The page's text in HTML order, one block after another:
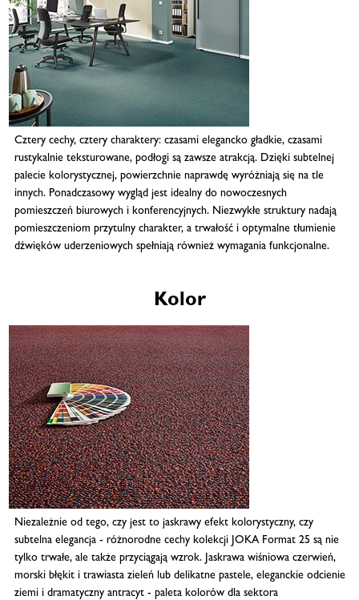
Cztery cechy, cztery charaktery: czasami elegancko gładkie, czasami
rustykalnie teksturowane, podłogi są zawsze atrakcją. Dzięki subtelnej
palecie kolorystycznej, powierzchnie naprawdę wyróżniają się na tle
innych. Ponadczasowy wygląd jest idealny do nowoczesnych
pomieszczeń biurowych i konferencyjnych. Niezwykłe struktury nadają
pomieszczeniom przytulny charakter, a trwałość i optymalne tłumienie
dźwięków uderzeniowych spełniają również wymagania funkcjonalne.
Kolor
Niezależnie od tego, czy jest to jaskrawy efekt kolorystyczny, czy
subtelna elegancja - różnorodne cechy kolekcji JOKA Format 25 są nie
tylko trwałe, ale także przyciągają wzrok. Jaskrawa wiśniowa czerwień,
morski błękit i trawiasta zieleń lub delikatne pastele, eleganckie odcienie
ziemi i dramatyczny antracyt - paleta kolorów dla sektora